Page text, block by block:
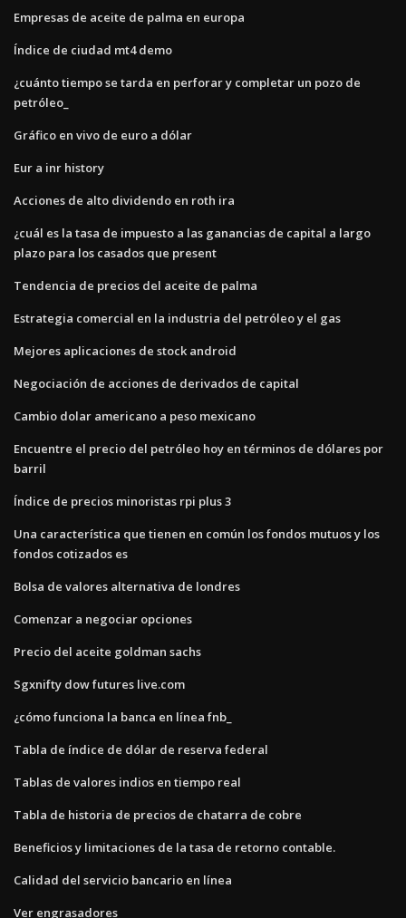
Empresas de aceite de palma en europa
Índice de ciudad mt4 demo
¿cuánto tiempo se tarda en perforar y completar un pozo de
petróleo_
Gráfico en vivo de euro a dólar
Eur a inr history
Acciones de alto dividendo en roth ira
¿cuál es la tasa de impuesto a las ganancias de capital a largo
plazo para los casados ​​que present
Tendencia de precios del aceite de palma
Estrategia comercial en la industria del petróleo y el gas
Mejores aplicaciones de stock android
Negociación de acciones de derivados de capital
Cambio dolar americano a peso mexicano
Encuentre el precio del petróleo hoy en términos de dólares por
barril
Índice de precios minoristas rpi plus 3
Una característica que tienen en común los fondos mutuos y los
fondos cotizados es
Bolsa de valores alternativa de londres
Comenzar a negociar opciones
Precio del aceite goldman sachs
Sgxnifty dow futures live.com
¿cómo funciona la banca en línea fnb_
Tabla de índice de dólar de reserva federal
Tablas de valores indios en tiempo real
Tabla de historia de precios de chatarra de cobre
Beneficios y limitaciones de la tasa de retorno contable.
Calidad del servicio bancario en línea
Ver engrasadores